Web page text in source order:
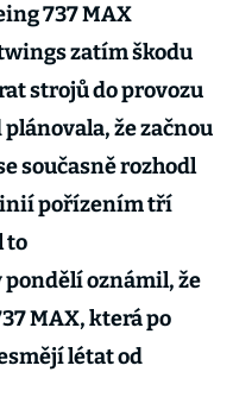
737 MAX
zatím škodu
strojů do provozu
že začnou
současně rozhodl
pořízením tří
to
pondělí oznámil, že
MAX, která po
létat od